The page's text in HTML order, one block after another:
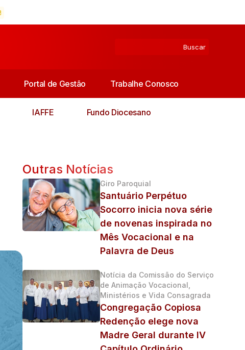
Portal de Gestão Trabalhe Conosco
IAFFE Fundo Diocesano
Outras Notícias
Giro Paroquial
Santuário Perpétuo
Socorro inicia nova série
de novenas inspirada no
Mês Vocacional e na
Palavra de Deus
Notícia da Comissão do Serviço
de Animação Vocacional,
Ministérios e Vida Consagrada
Congregação Copiosa
Redenção elege nova
Madre Geral durante IV